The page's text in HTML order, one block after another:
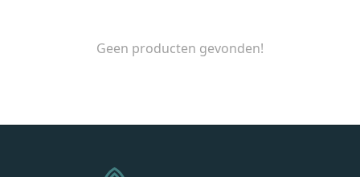
Geen producten gevonden!